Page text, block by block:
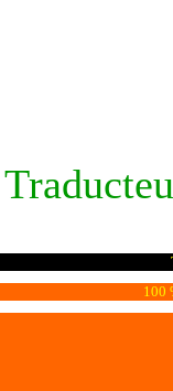
100